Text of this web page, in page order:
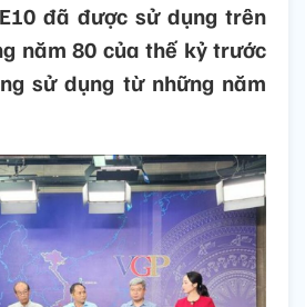
đã được sử dụng trên
năm 80 của thế kỷ trước
sử dụng từ những năm